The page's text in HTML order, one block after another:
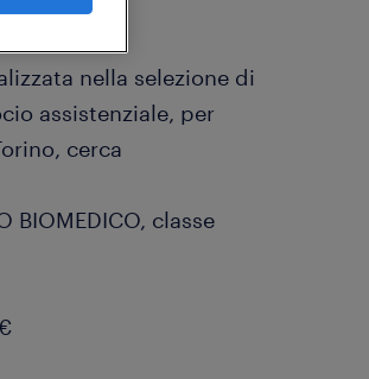
nella selezione di
assistenziale, per
cerca
BIOMEDICO, classe